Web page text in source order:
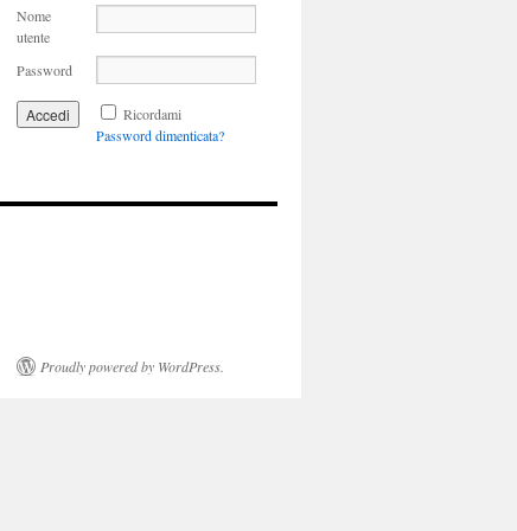
Nome
utente
Password
Ricordami
Password dimenticata?
Proudly powered by WordPress.